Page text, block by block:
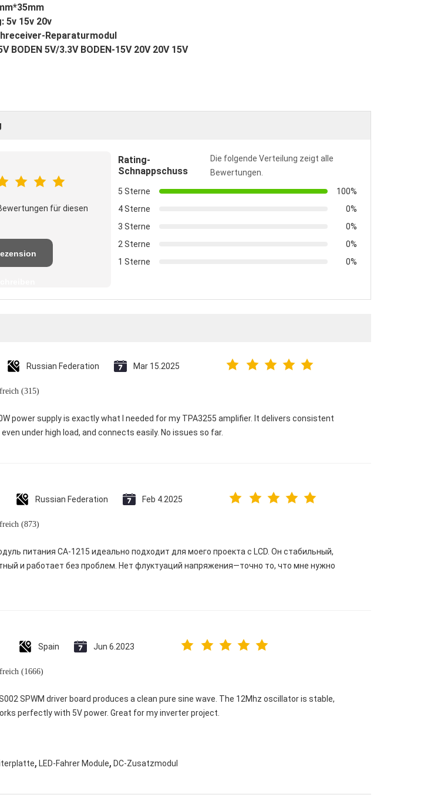
5v 15v 20v
Reparaturmodul
BODEN 5V/3.3V BODEN-15V 20V 20V 15V
für diesen
Rating-
Schnappschuss
Die folgende Verteilung zeigt alle
Bewertungen.
5 Sterne
100%
4 Sterne
0%
3 Sterne
0%
2 Sterne
0%
1 Sterne
0%
Russian Federation Mar 15.2025
(315)
power supply is exactly what I needed for my TPA3255 amplifier. It delivers consistent
under high load, and connects easily. No issues so far.
Russian Federation Feb 4.2025
(873)
питания CA-1215 идеально подходит для моего проекта с LCD. Он стабильный,
и работает без проблем. Нет флуктуаций напряжения—точно то, что мне нужно
Spain Jun 6.2023
(1666)
SPWM driver board produces a clean pure sine wave. The 12Mhz oscillator is stable,
perfectly with 5V power. Great for my inverter project.
, LED-Fahrer Module, DC-Zusatzmodul